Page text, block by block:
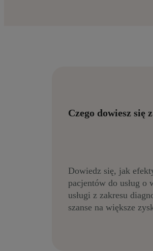
Czego dowiesz się
Dowiedz się, jak
pacjentów do usług
usługi z zakresu
szanse na większe